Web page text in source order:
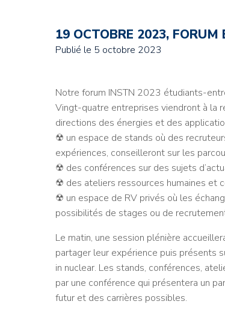
19 OCTOBRE 2023,
Publié le 5 octobre 2023
Notre forum INSTN 2023 étudiants-
Vingt-quatre entreprises viendront à la
directions des énergies et des
☢ un espace de stands où des
expériences, conseilleront sur les
☢ des conférences sur des sujets
☢ des ateliers ressources humaines et
☢ un espace de RV privés où les
possibilités de stages ou de
Le matin, une session plénière
partager leur expérience puis présents
in nuclear. Les stands, conférences,
par une conférence qui présentera un
futur et des carrières possibles.